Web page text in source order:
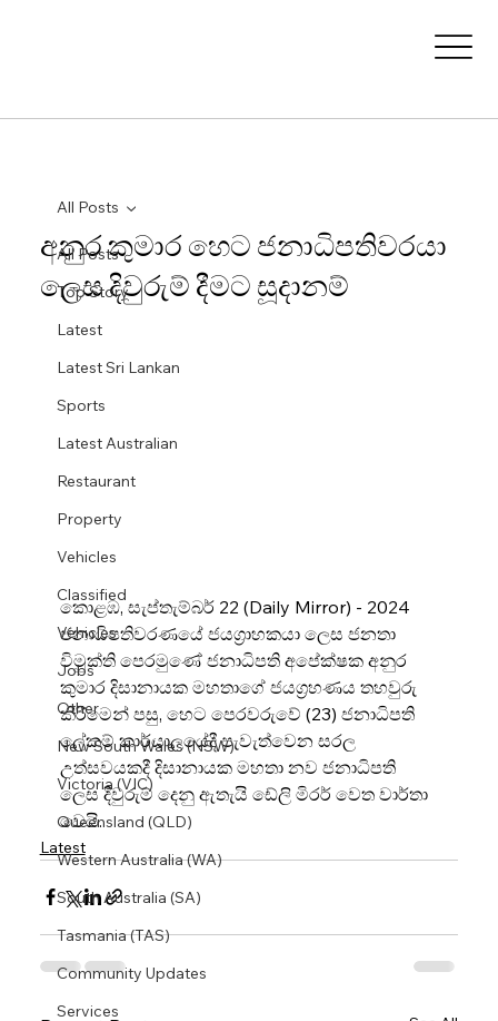
All Posts
Top Story
Latest
Latest Sri Lankan
Sports
Latest Australian
Restaurant
Property
Vehicles
Classified
Vehicles
Jobs
Other
New South Wales (NSW)
Victoria (VIC)
Queensland (QLD)
Western Australia (WA)
South Australia (SA)
Tasmania (TAS)
Community Updates
Services
All Posts
අනුර කුමාර හෙට ජනාධිපතිවරයා
ලෙස දිවුරුම් දීමට සූදානම්
කොළඹ, සැප්තැම්බර් 22 (Daily Mirror) - 2024
ජනාධිපතිවරණයේ ජයග්‍රාහකයා ලෙස ජනතා
විමුක්ති පෙරමුණේ ජනාධිපති අපේක්ෂක අනුර
කුමාර දිසානායක මහතාගේ ජයග්‍රහණය තහවුරු
කිරීමෙන් පසු, හෙට පෙරවරුවේ (23) ජනාධිපති
ලේකම් කාර්යාලයේදී පැවැත්වෙන සරල
උත්සවයකදී දිසානායක මහතා නව ජනාධිපති
ලෙස දිවුරුම් දෙනු ඇතැයි ඩේලි මිරර් වෙත වාර්තා
වෙයි.
Latest